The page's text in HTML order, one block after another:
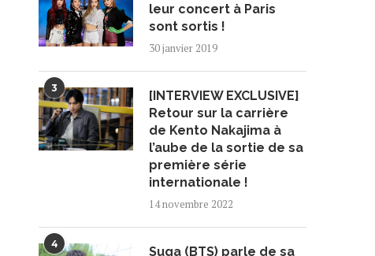
leur concert à Paris
sont sortis !
30 janvier 2019
3
[INTERVIEW EXCLUSIVE]
Retour sur la carrière
de Kento Nakajima à
l’aube de la sortie de sa
première série
internationale !
14 novembre 2022
4
Suga (BTS) parle de sa